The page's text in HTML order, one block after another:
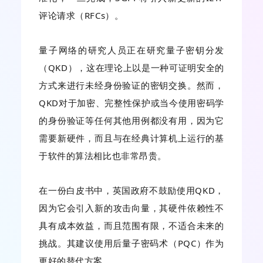
评论请求（RFCs）。
量子网络的研究人员正在研究量子密钥分发
（QKD），这在理论上以是一种可证明安全的
方式来进行未经身份验证的密钥交换。然而，
QKD对于加密、完整性保护或当今使用密码学
的身份验证等任何其他用例都没有用，因为它
需要新硬件，而且与在经典计算机上运行的基
于软件的算法相比也非常昂贵。
在一份白皮书中，英国政府不鼓励使用QKD，
因为它会引入新的攻击向量，其硬件依赖性不
具有成本效益，而且范围有限，不适合未来的
挑战。其建议使用后量子密码术（PQC）作为
更好的替代方案。